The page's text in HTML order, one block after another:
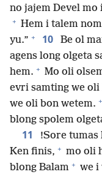
no jajem Devel
+ Hem i talem
yu.” + 10
Be ol
agens long olgeta
hem. + Mo oli
evri samting we oli
we oli bon wetem. +
blong spolem
11
!Sore
Ken finis, + mo oli
blong Balam + we i